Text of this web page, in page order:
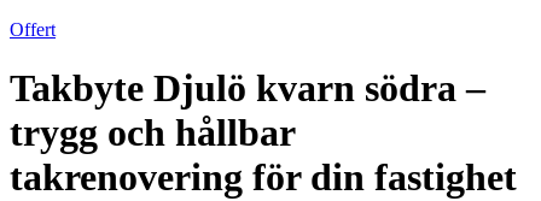
Offert
Takbyte Djulö kvarn södra –
trygg och hållbar
takrenovering för din fastighet